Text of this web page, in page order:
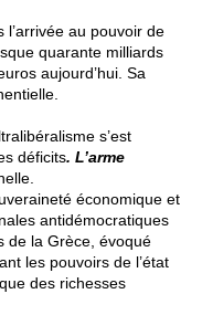
au pouvoir de
quarante milliards
aujourd’hui. Sa
s’est
déficits. L’arme
économique et
antidémocratiques
de la Grèce, évoqué
les pouvoirs de l’état
des richesses